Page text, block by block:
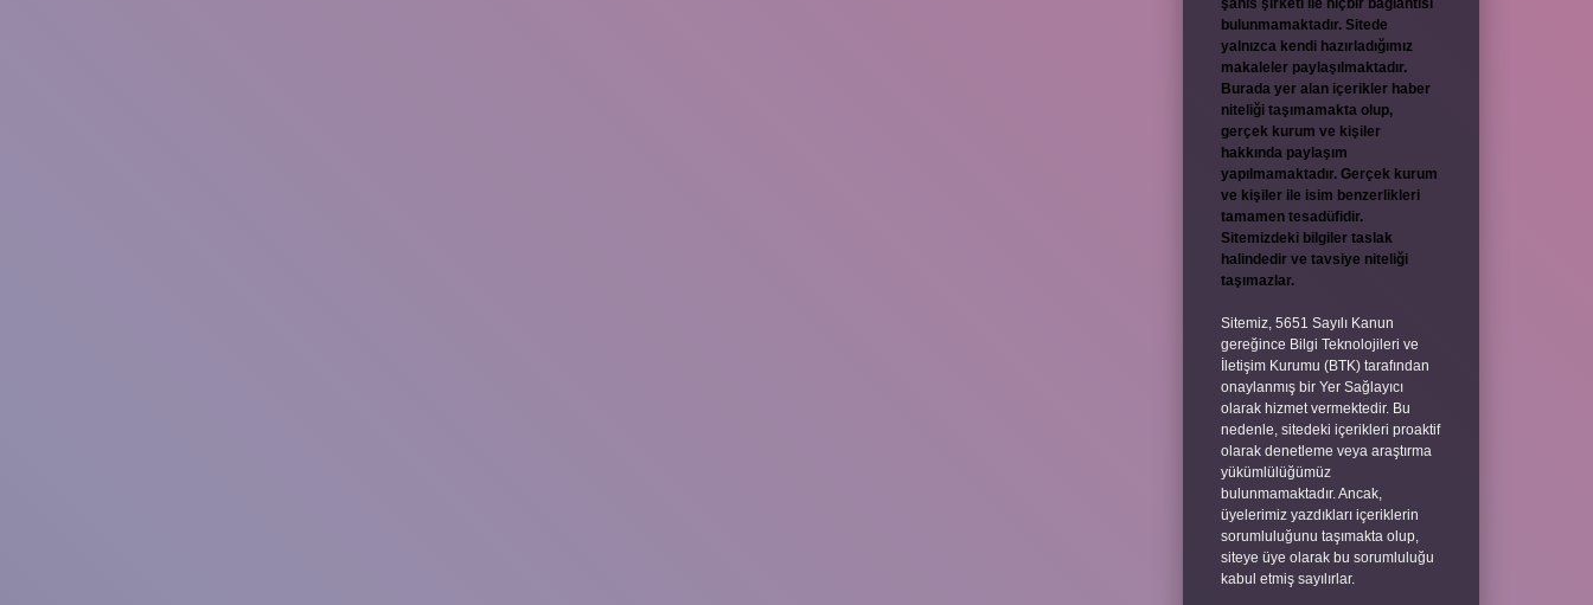
şahıs şirketi ile hiçbir bağlantısı
bulunmamaktadır. Sitede
yalnızca kendi hazırladığımız
makaleler paylaşılmaktadır.
Burada yer alan içerikler haber
niteliği taşımamakta olup,
gerçek kurum ve kişiler
hakkında paylaşım
yapılmamaktadır. Gerçek kurum
ve kişiler ile isim benzerlikleri
tamamen tesadüfidir.
Sitemizdeki bilgiler taslak
halindedir ve tavsiye niteliği
taşımazlar.
Sitemiz, 5651 Sayılı Kanun
gereğince Bilgi Teknolojileri ve
İletişim Kurumu (BTK) tarafından
onaylanmış bir Yer Sağlayıcı
olarak hizmet vermektedir. Bu
nedenle, sitedeki içerikleri proaktif
olarak denetleme veya araştırma
yükümlülüğümüz
bulunmamaktadır. Ancak,
üyelerimiz yazdıkları içeriklerin
sorumluluğunu taşımakta olup,
siteye üye olarak bu sorumluluğu
kabul etmiş sayılırlar.